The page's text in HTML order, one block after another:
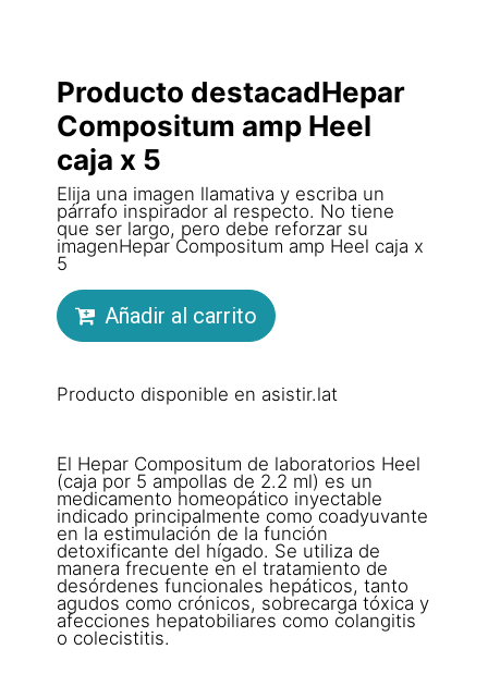
Producto destacadHepar
Compositum amp Heel
caja x 5
Elija una imagen llamativa y escriba un
párrafo inspirador al respecto. No tiene
que ser largo, pero debe reforzar su
imagenHepar Compositum amp Heel caja x
5
Añadir al carrito
Producto disponible en asistir.lat
El Hepar Compositum de laboratorios Heel
(caja por 5 ampollas de 2.2 ml) es un
medicamento homeopático inyectable
indicado principalmente como coadyuvante
en la estimulación de la función
detoxificante del hígado. Se utiliza de
manera frecuente en el tratamiento de
desórdenes funcionales hepáticos, tanto
agudos como crónicos, sobrecarga tóxica y
afecciones hepatobiliares como colangitis
o colecistitis.